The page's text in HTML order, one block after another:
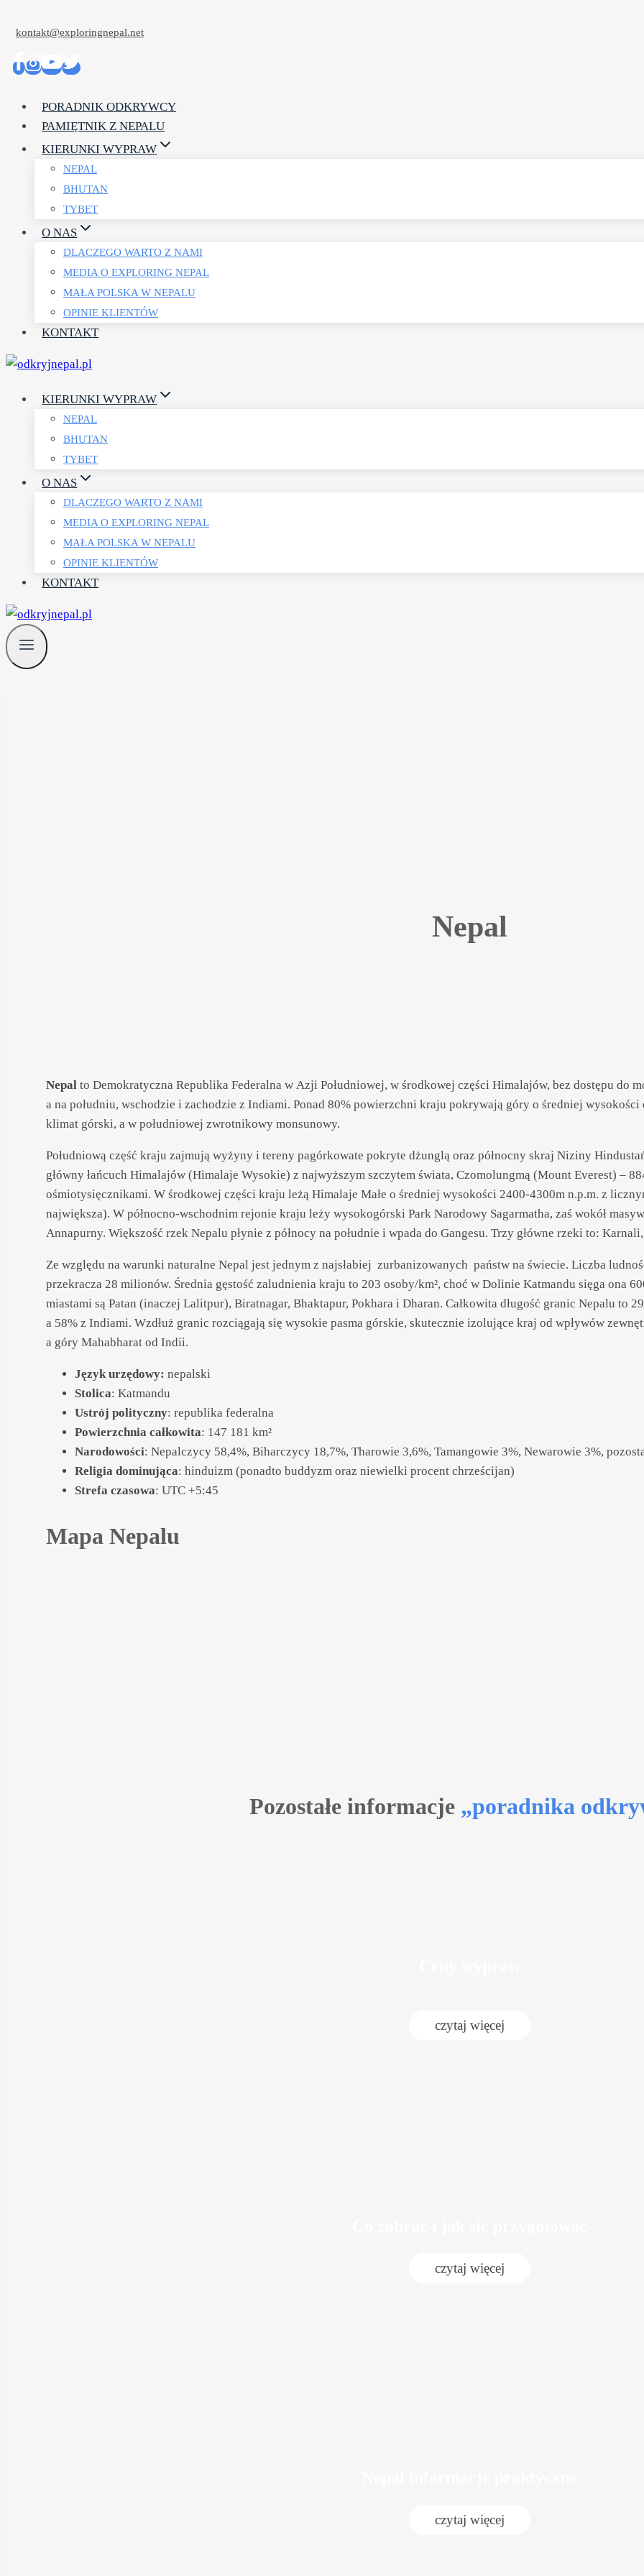
dokontakt@exploringnepal.net
PORADNIK ODKRYWCY
PAMIĘTNIK Z NEPALU
KIERUNKI WYPRAW
NEPAL
BHUTAN
TYBET
O NAS
DLACZEGO WARTO Z NAMI
MEDIA O EXPLORING NEPAL
MAŁA POLSKA W NEPALU
OPINIE KLIENTÓW
KONTAKT
KIERUNKI WYPRAW
NEPAL
BHUTAN
TYBET
O NAS
DLACZEGO WARTO Z NAMI
MEDIA O EXPLORING NEPAL
MAŁA POLSKA W NEPALU
OPINIE KLIENTÓW
KONTAKT
Nepal
Nepal to Demokratyczna Republika Federalna w Azji Południowej, w środkowej części Himalajów, bez dostępu do
a na południu, wschodzie i zachodzie z Indiami. Ponad 80% powierzchni kraju pokrywają góry o średniej wysokości
klimat górski, a w południowej zwrotnikowy monsunowy.
Południową część kraju zajmują wyżyny i tereny pagórkowate pokryte dżunglą oraz północny skraj Niziny
główny łańcuch Himalajów (Himalaje Wysokie) z najwyższym szczytem świata, Czomolungmą (Mount Everest) –
ośmiotysięcznikami. W środkowej części kraju leżą Himalaje Małe o średniej wysokości 2400-4300m n.p.m. z
największa). W północno-wschodnim rejonie kraju leży wysokogórski Park Narodowy Sagarmatha, zaś wokół
Annapurny. Większość rzek Nepalu płynie z północy na południe i wpada do Gangesu. Trzy główne rzeki to:
Ze względu na warunki naturalne Nepal jest jednym z najsłabiej zurbanizowanych państw na świecie. Liczba
przekracza 28 milionów. Średnia gęstość zaludnienia kraju to 203 osoby/km², choć w Dolinie Katmandu sięga ona
miastami są Patan (inaczej Lalitpur), Biratnagar, Bhaktapur, Pokhara i Dharan. Całkowita długość granic Nepalu to
a 58% z Indiami. Wzdłuż granic rozciągają się wysokie pasma górskie, skutecznie izolujące kraj od wpływów
a góry Mahabharat od Indii.
Język urzędowy: nepalski
Stolica: Katmandu
Ustrój polityczny: republika federalna
Powierzchnia całkowita: 147 181 km²
Narodowości: Nepalczycy 58,4%, Biharczycy 18,7%, Tharowie 3,6%, Tamangowie 3%, Newarowie 3%,
Religia dominująca: hinduizm (ponadto buddyzm oraz niewielki procent chrześcijan)
Strefa czasowa: UTC +5:45
Mapa Nepalu
Pozostałe informacje „poradnika
czytaj więcej
czytaj więcej
czytaj więcej